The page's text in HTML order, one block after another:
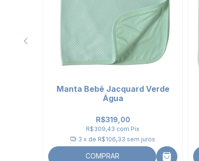
Manta Bebê Jacquard Verde
Água
R$319,00
R$309,43 com Pix
3 x de R$106,33 sem juros
COMPRAR